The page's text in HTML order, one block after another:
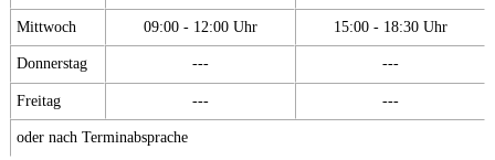
Mittwoch 09:00 - 12:00 Uhr 15:00 - 18:30 Uhr
Donnerstag --- ---
Freitag --- ---
oder nach Terminabsprache